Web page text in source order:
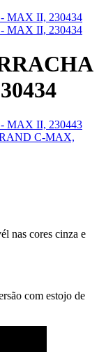
nas cores cinza e
com estojo de